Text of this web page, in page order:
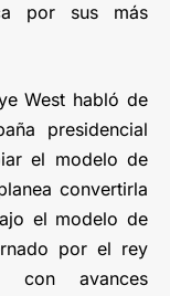
por sus más
West habló de
presidencial
el modelo de
convertirla
el modelo de
por el rey
con avances